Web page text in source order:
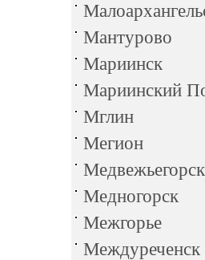
Мантурово
Мариинск
Мариинский
Мглин
Мегион
Медвежьегорск
Медногорск
Межгорье
Междуреченск